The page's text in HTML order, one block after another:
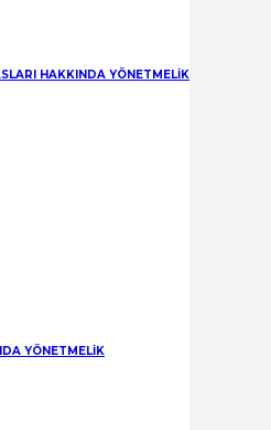
HAKKINDA YÖNETMELİK
YÖNETMELİK